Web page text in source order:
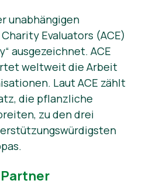
unabhängigen
Evaluators (ACE)
ausgezeichnet. ACE
weltweit die Arbeit
Laut ACE zählt
die pflanzliche
zu den drei